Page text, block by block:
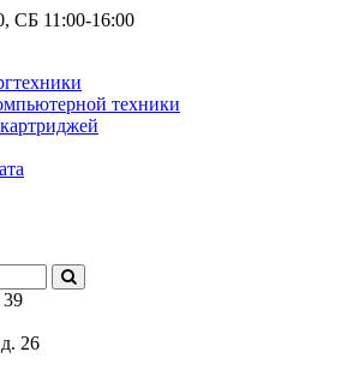
СБ 11:00-16:00
техники
39
26